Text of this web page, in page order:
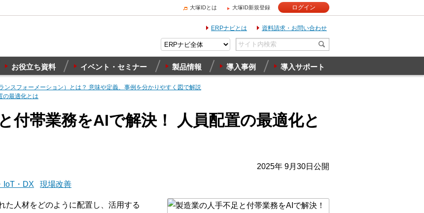
大塚IDとは 大塚ID新規登録 ログイン
ERPナビとは 資料請求・お問い合わせ
お役立ち資料 イベント・セミナー 製品情報 導入事例 導入サポート
ンスフォーメーション）とは？ 意味や定義、事例を分かりやすく図で解説
の最適化とは
付帯業務をAIで解決！ 人員配置の最適化と
2025年 9月30日公開
IoT・DX 現場改善
た人材をどのように配置し、活用する